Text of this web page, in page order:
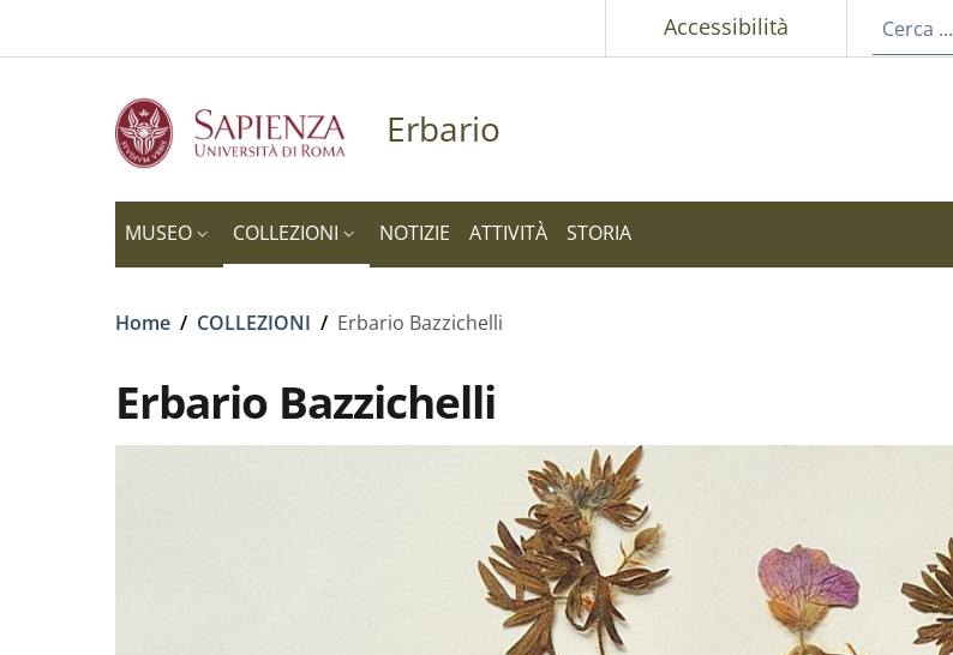
Accessibilità
Erbario
MUSEO COLLEZIONI NOTIZIE ATTIVITÀ STORIA
Briciole di pane
Home / COLLEZIONI / Erbario Bazzichelli
Erbario Bazzichelli